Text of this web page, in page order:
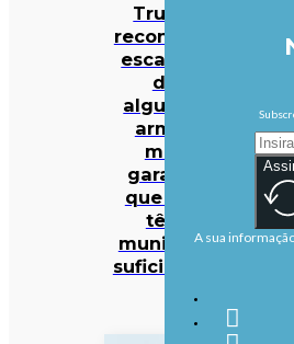
Trump
reconhece
escassez
de
algumas
armas
mas
garante
que EUA
têm
munições
suficientes
A sua